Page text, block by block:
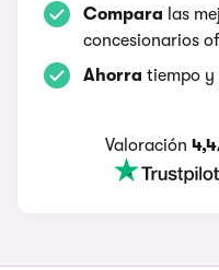
Compara las
concesionarios
Ahorra tiempo y
Valoración